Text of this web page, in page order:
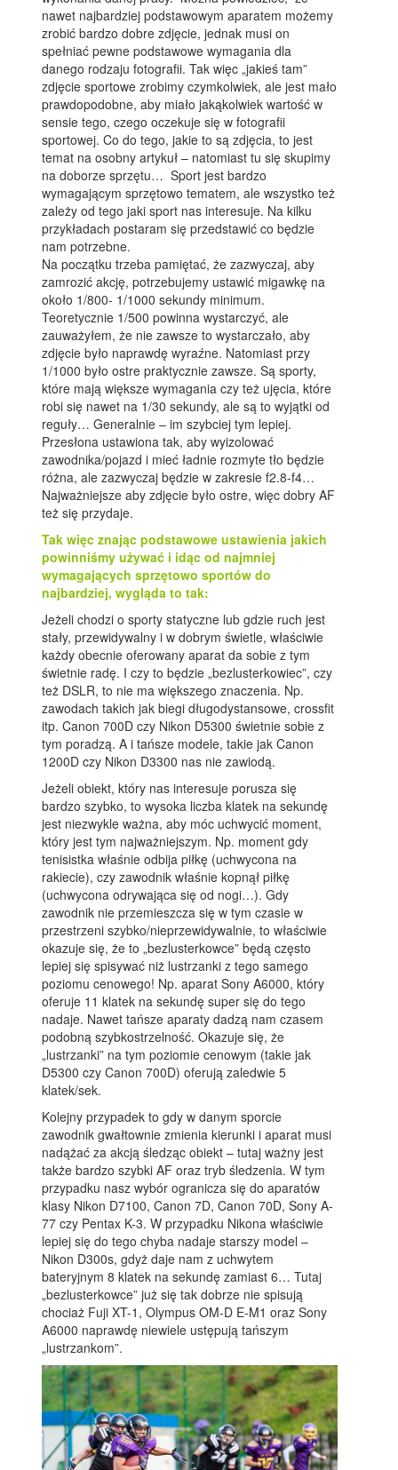
nawet najbardziej podstawowym aparatem możemy
zrobić bardzo dobre zdjęcie, jednak musi on
spełniać pewne podstawowe wymagania dla
danego rodzaju fotografii. Tak więc „jakieś tam”
zdjęcie sportowe zrobimy czymkolwiek, ale jest mało
prawdopodobne, aby miało jakąkolwiek wartość w
sensie tego, czego oczekuje się w fotografii
sportowej. Co do tego, jakie to są zdjęcia, to jest
temat na osobny artykuł – natomiast tu się skupimy
na doborze sprzętu… Sport jest bardzo
wymagającym sprzętowo tematem, ale wszystko też
zależy od tego jaki sport nas interesuje. Na kilku
przykładach postaram się przedstawić co będzie
nam potrzebne.
Na początku trzeba pamiętać, że zazwyczaj, aby
zamrozić akcję, potrzebujemy ustawić migawkę na
około 1/800- 1/1000 sekundy minimum.
Teoretycznie 1/500 powinna wystarczyć, ale
zauważyłem, że nie zawsze to wystarczało, aby
zdjęcie było naprawdę wyraźne. Natomiast przy
1/1000 było ostre praktycznie zawsze. Są sporty,
które mają większe wymagania czy też ujęcia, które
robi się nawet na 1/30 sekundy, ale są to wyjątki od
reguły… Generalnie – im szybciej tym lepiej.
Przesłona ustawiona tak, aby wyizolować
zawodnika/pojazd i mieć ładnie rozmyte tło będzie
różna, ale zazwyczaj będzie w zakresie f2.8-f4…
Najważniejsze aby zdjęcie było ostre, więc dobry AF
też się przydaje.
Tak więc znając podstawowe ustawienia jakich
powinniśmy używać i idąc od najmniej
wymagających sprzętowo sportów do
najbardziej, wygląda to tak:
Jeżeli chodzi o sporty statyczne lub gdzie ruch jest
stały, przewidywalny i w dobrym świetle, właściwie
każdy obecnie oferowany aparat da sobie z tym
świetnie radę. I czy to będzie „bezlusterkowiec”, czy
też DSLR, to nie ma większego znaczenia. Np.
zawodach takich jak biegi długodystansowe, crossfit
itp. Canon 700D czy Nikon D5300 świetnie sobie z
tym poradzą. A i tańsze modele, takie jak Canon
1200D czy Nikon D3300 nas nie zawiodą.
Jeżeli obiekt, który nas interesuje porusza się
bardzo szybko, to wysoka liczba klatek na sekundę
jest niezwykle ważna, aby móc uchwycić moment,
który jest tym najważniejszym. Np. moment gdy
tenisistka właśnie odbija piłkę (uchwycona na
rakiecie), czy zawodnik właśnie kopnął piłkę
(uchwycona odrywająca się od nogi…). Gdy
zawodnik nie przemieszcza się w tym czasie w
przestrzeni szybko/nieprzewidywalnie, to właściwie
okazuje się, że to „bezlusterkowce” będą często
lepiej się spisywać niż lustrzanki z tego samego
poziomu cenowego! Np. aparat Sony A6000, który
oferuje 11 klatek na sekundę super się do tego
nadaje. Nawet tańsze aparaty dadzą nam czasem
podobną szybkostrzelność. Okazuje się, że
„lustrzanki” na tym poziomie cenowym (takie jak
D5300 czy Canon 700D) oferują zaledwie 5
klatek/sek.
Kolejny przypadek to gdy w danym sporcie
zawodnik gwałtownie zmienia kierunki i aparat musi
nadążać za akcją śledząc obiekt – tutaj ważny jest
także bardzo szybki AF oraz tryb śledzenia. W tym
przypadku nasz wybór ogranicza się do aparatów
klasy Nikon D7100, Canon 7D, Canon 70D, Sony A-
77 czy Pentax K-3. W przypadku Nikona właściwie
lepiej się do tego chyba nadaje starszy model –
Nikon D300s, gdyż daje nam z uchwytem
bateryjnym 8 klatek na sekundę zamiast 6… Tutaj
„bezlusterkowce” już się tak dobrze nie spisują
chociaż Fuji XT-1, Olympus OM-D E-M1 oraz Sony
A6000 naprawdę niewiele ustępują tańszym
„lustrzankom”.